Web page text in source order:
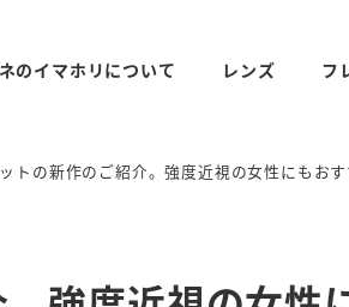
のイマホリについて レンズ フ
トの新作のご紹介。強度近視の女性にもお